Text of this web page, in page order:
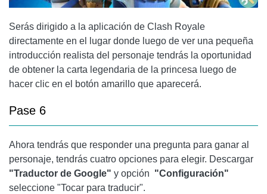
Serás dirigido a la aplicación de Clash Royale
directamente en el lugar donde luego de ver una pequeña
introducción realista del personaje tendrás la oportunidad
de obtener la carta legendaria de la princesa luego de
hacer clic en el botón amarillo que aparecerá.
Pase 6
Ahora tendrás que responder una pregunta para ganar al
personaje, tendrás cuatro opciones para elegir. Descargar
"Traductor de Google" y opción "Configuración"
seleccione "Tocar para traducir".